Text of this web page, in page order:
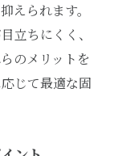
えられます。
立ちにくく、
のメリットを
じて最適な固